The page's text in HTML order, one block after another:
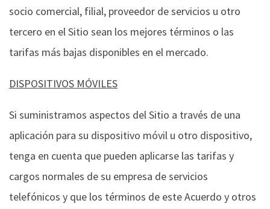
socio comercial, filial, proveedor de servicios u otro
tercero en el Sitio sean los mejores términos o las
tarifas más bajas disponibles en el mercado.
DISPOSITIVOS MÓVILES
Si suministramos aspectos del Sitio a través de una
aplicación para su dispositivo móvil u otro dispositivo,
tenga en cuenta que pueden aplicarse las tarifas y
cargos normales de su empresa de servicios
telefónicos y que los términos de este Acuerdo y otros